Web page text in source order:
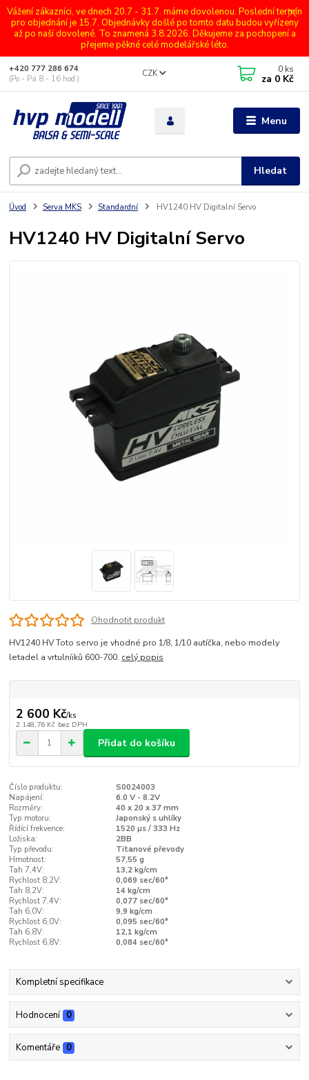
Vážení zákazníci, ve dnech 20.7 - 31.7. máme dovolenou. Poslední termín
pro objednání je 15.7. Objednávky došlé po tomto datu budou vyřízeny
až po naší dovolené. To znamená 3.8.2026. Děkujeme za pochopení a
přejeme pěkné celé modelářské léto.
Menu
CZK
Hledat
+420 777 286 674
(Po - Pá 8 - 16 hod.)
0 ks
za 0 Kč
Úvod Serva MKS Standardní HV1240 HV Digitalní Servo
HV1240 HV Digitalní Servo
Ohodnotit produkt
HV1240 HV Toto servo je vhodné pro 1/8, 1/10 autíčka, nebo modely
letadel a vrtulníiků 600-700. celý popis
2 600 Kč/ks
2 148,76 Kč bez DPH
Přidat do košíku
Číslo produktu:
S0024003
Napájení:
6.0 V - 8.2V
Rozměry:
40 x 20 x 37 mm
Typ motoru:
Japonský s uhlíky
Řídící frekvence:
1520 µs / 333 Hz
Ložiska:
2BB
Typ převodu:
Titanové převody
Hmotnost:
57,55 g
Tah 7,4V:
13,2 kg/cm
Rychlost 8,2V:
0,069 sec/60°
Tah 8,2V:
14 kg/cm
Rychlost 7,4V:
0,077 sec/60°
Tah 6,0V:
9,9 kg/cm
Rychlost 6,0V:
0,095 sec/60°
Tah 6,8V:
12,1 kg/cm
Rychlost 6,8V:
0,084 sec/60°
Kompletní specifikace
Hodnocení 0
Komentáře 0